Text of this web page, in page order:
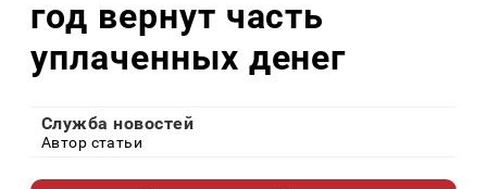
год вернут часть
уплаченных денег
Служба новостей
Автор статьи